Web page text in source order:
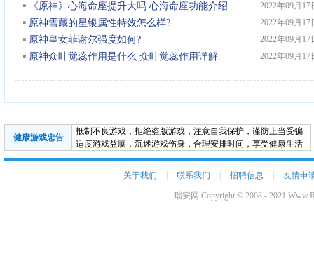
《原神》心海命座提升大吗 心海命座功能介绍 2022年09月17
原神雪藏的星银属性特效怎么样? 2022年09月17
原神皇女菲谢尔强度如何? 2022年09月17
原神众叶觉蕊作用是什么 众叶觉蕊作用详解 2022年09月17
健康游戏忠告
抵制不良游戏，拒绝盗版游戏，注意自我保护，谨防上当受骗
适度游戏益脑，沉迷游戏伤身，合理安排时间，享受健康生活
关于我们 联系我们 招聘信息 友情申
瑞安网 Copyright © 2008 - 2021